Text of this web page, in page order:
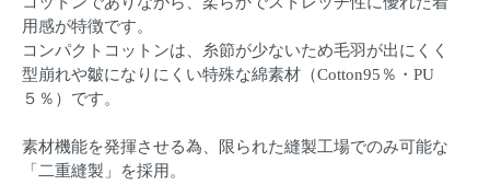
用感が特徴です。
コンパクトコットンは、糸節が少ないため毛羽が出にくく
型崩れや皺になりにくい特殊な綿素材（Cotton95％・PU
５％）です。
素材機能を発揮させる為、限られた縫製工場でのみ可能な
「二重縫製」を採用。